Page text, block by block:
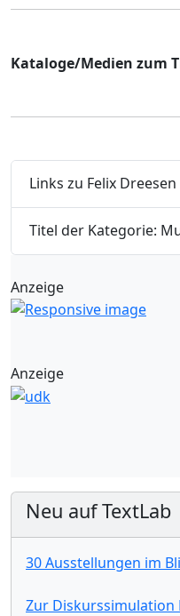
Kataloge/Medien zum
Links zu Felix Dreesen
Titel der Kategorie:
Anzeige
Anzeige
Neu auf TextLab
30 Ausstellungen im
Zur Diskurssimulation